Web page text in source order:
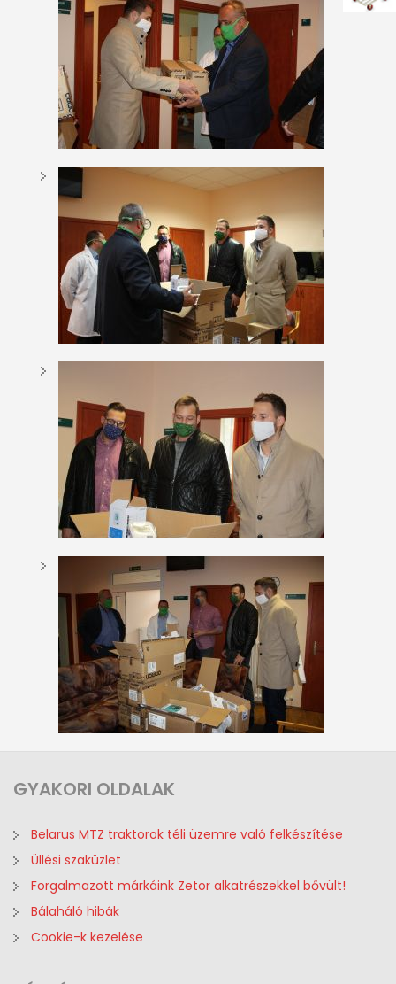
GYAKORI OLDALAK
Belarus MTZ traktorok téli üzemre való felkészítése
Üllési szaküzlet
Forgalmazott márkáink Zetor alkatrészekkel bővült!
Bálaháló hibák
Cookie-k kezelése